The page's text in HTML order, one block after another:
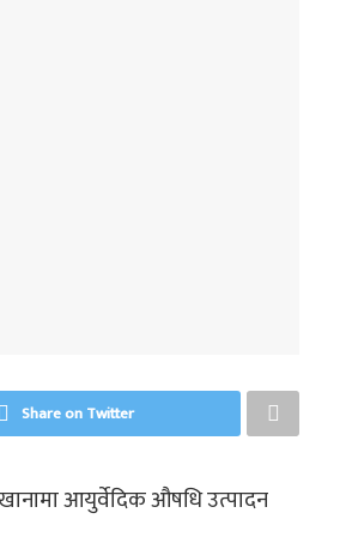
Share on Twitter
आयुर्वेदिक औषधि उत्पादन